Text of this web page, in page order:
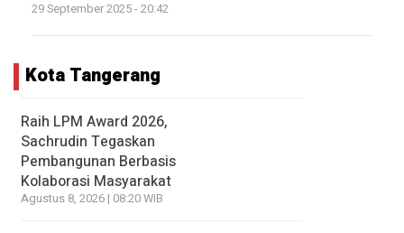
29 September 2025 - 20:42
Kota Tangerang
Raih LPM Award 2026,
Sachrudin Tegaskan
Pembangunan Berbasis
Kolaborasi Masyarakat
Agustus 8, 2026 | 08:20 WIB